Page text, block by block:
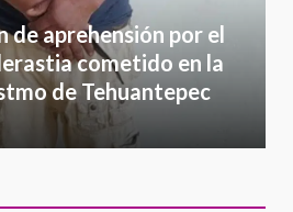
de aprehensión por el
cometido en la
de Tehuantepec